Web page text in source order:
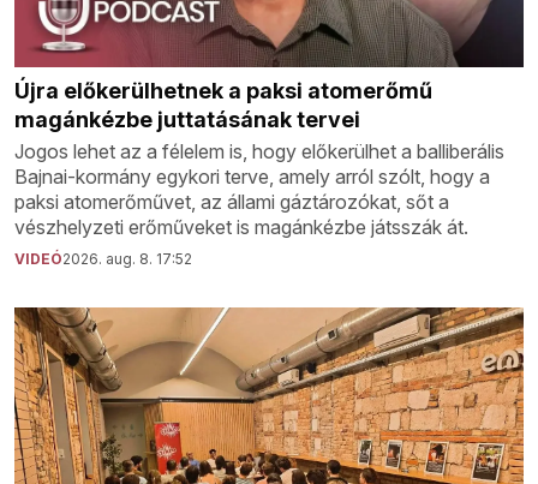
Újra előkerülhetnek a paksi atomerőmű
magánkézbe juttatásának tervei
Jogos lehet az a félelem is, hogy előkerülhet a balliberális
Bajnai-kormány egykori terve, amely arról szólt, hogy a
paksi atomerőművet, az állami gáztározókat, sőt a
vészhelyzeti erőműveket is magánkézbe játsszák át.
VIDEÓ2026. aug. 8. 17:52